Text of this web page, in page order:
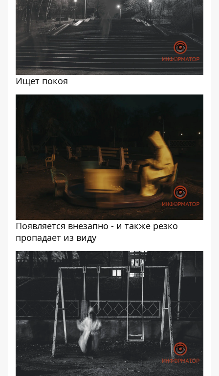
Ищет покоя
Появляется внезапно - и также резко
пропадает из виду